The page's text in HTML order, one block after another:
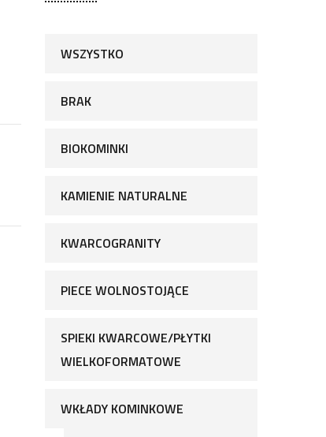
WSZYSTKO
BRAK
BIOKOMINKI
KAMIENIE NATURALNE
KWARCOGRANITY
PIECE WOLNOSTOJĄCE
SPIEKI KWARCOWE/PŁYTKI
WIELKOFORMATOWE
WKŁADY KOMINKOWE